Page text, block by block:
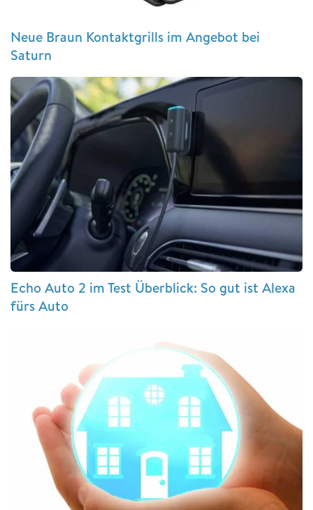
Neue Braun Kontaktgrills im Angebot bei
Saturn
Echo Auto 2 im Test Überblick: So gut ist Alexa
fürs Auto